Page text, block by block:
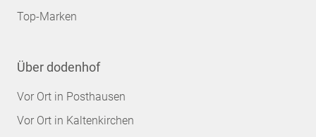
Top-Marken
Über dodenhof
Vor Ort in Posthausen
Vor Ort in Kaltenkirchen